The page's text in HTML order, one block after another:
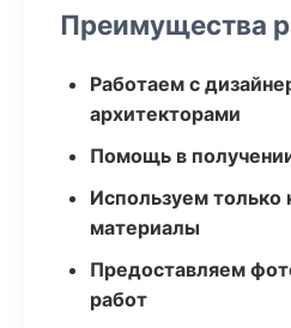
Преимущества
Работаем с
архитекторами
Помощь в
Используем только
материалы
Предоставляем
работ